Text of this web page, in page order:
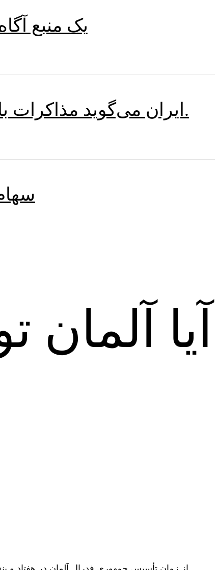
یک منبع
ایران می‌گوید مذاکرات با عمان بر سر تنگه هرمز با تایید مسیر، در مراحل «نهایی» است.
آیا آلمان